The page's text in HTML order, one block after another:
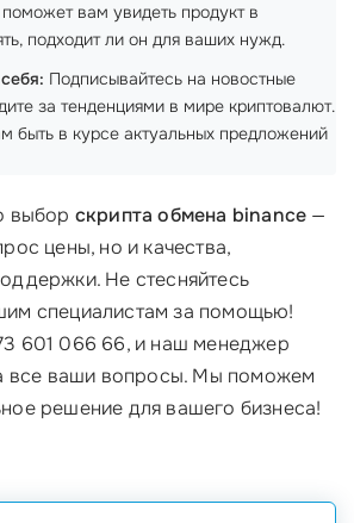
вам увидеть продукт в
подходит ли он для ваших нужд.
Подписывайтесь на новостные
за тенденциями в мире криптовалют.
быть в курсе актуальных предложений
выбор скрипта обмена binance —
цены, но и качества,
Не стесняйтесь
специалистам за помощью!
601 066 66, и наш менеджер
все ваши вопросы. Мы поможем
решение для вашего бизнеса!